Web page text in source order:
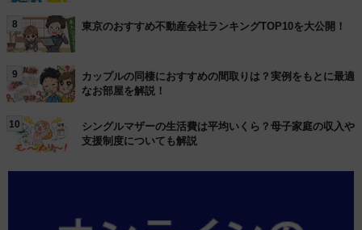
8 東京のおすすめ不動産会社ランキングTOP10を大公開！
9
カップルの同棲におすすめの間取りは？実例をもとに最適
なお部屋を解説！
10
シングルマザーの生活費は平均いくら？母子家庭の収入や
支援制度についても解説